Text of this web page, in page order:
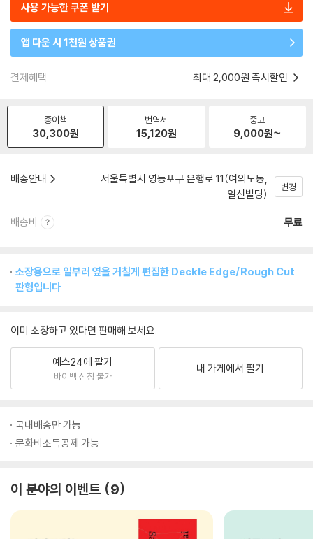
사용 가능한 쿠폰 받기
앱 다운 시 1천원 상품권
결제혜택 최대 2,000원 즉시할인
종이책
30,300원
번역서
15,120원
중고
9,000원~
배송안내
서울특별시 영등포구 은행로 11(여의도동,
일신빌딩)
변경
배송비 무료
소장용으로 일부러 옆을 거칠게 편집한 Deckle Edge/Rough Cut
판형입니다
이미 소장하고 있다면 판매해 보세요.
예스24에 팔기
바이백 신청 불가
내 가게에서 팔기
국내배송만 가능
문화비소득공제 가능
이 분야의 이벤트 9